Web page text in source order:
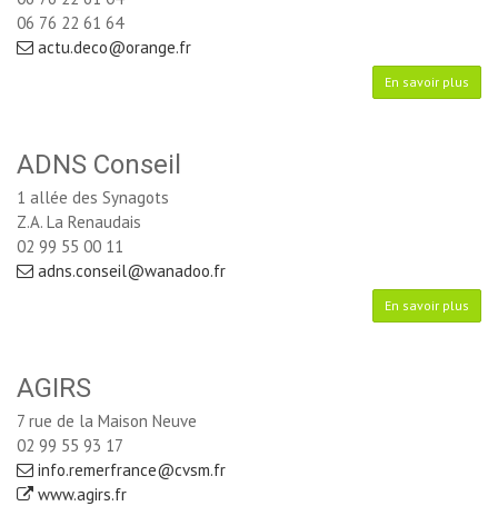
06 76 22 61 64
actu.deco@orange.fr
En savoir plus
ADNS Conseil
1 allée des Synagots
Z.A. La Renaudais
02 99 55 00 11
adns.conseil@wanadoo.fr
En savoir plus
AGIRS
7 rue de la Maison Neuve
02 99 55 93 17
info.remerfrance@cvsm.fr
www.agirs.fr